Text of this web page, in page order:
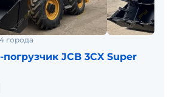
города
JCB 3CX Super